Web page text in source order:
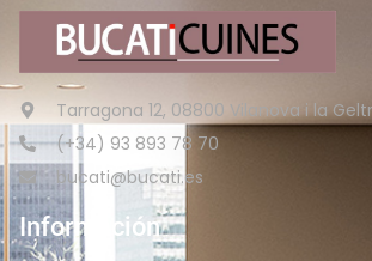
Tarragona 12, 08800 Vilanova i la
(+34) 93 893 78 70
bucati@bucati.es
Información